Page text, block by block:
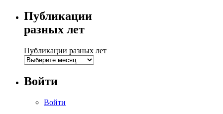
Публикации
разных лет
Публикации разных лет
Войти
Войти